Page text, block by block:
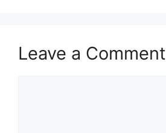
Leave a Comment